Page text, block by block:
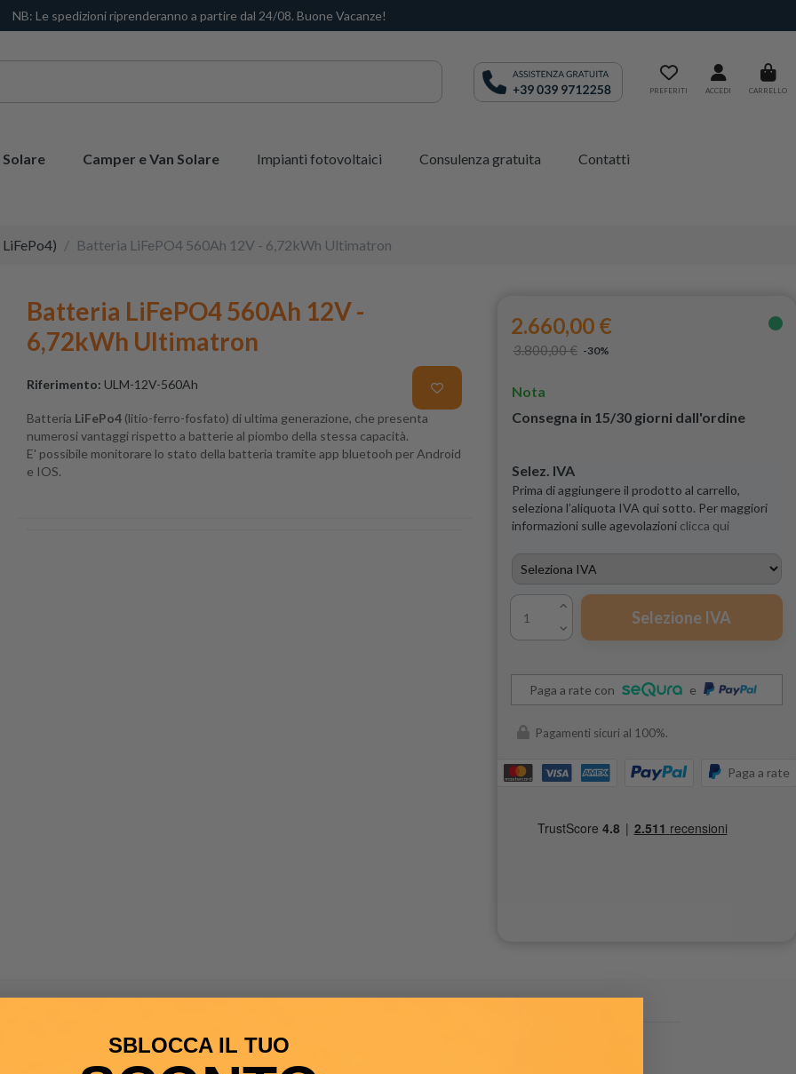
NB: Le spedizioni riprenderanno a partire dal 24/08. Buone Vacanze!
PREFERITI ACCEDI CARRELLO
Solare Camper e Van Solare Impianti fotovoltaici Consulenza gratuita Contatti
Batteria LiFePO4 560Ah 12V - 6,72kWh Ultimatron
Batteria LiFePO4 560Ah 12V -
6,72kWh Ultimatron
Riferimento: ULM-12V-560Ah
Batteria LiFePo4 (litio-ferro-fosfato) di ultima generazione, che presenta
numerosi vantaggi rispetto a batterie al piombo della stessa capacità.
E' possibile monitorare lo stato della batteria tramite app bluetooh per Android
e IOS.
2.660,00 €
3.800,00 € -30%
Nota
Consegna in 15/30 giorni dall'ordine
Selez. IVA
Prima di aggiungere il prodotto al carrello,
seleziona l’aliquota IVA qui sotto. Per maggiori
informazioni sulle agevolazioni clicca qui
Selezione IVA
Paga a rate con e
Pagamenti sicuri al 100%.
Paga a rate
ferro fosfato (LiFePO4) offrono molti vantaggi:
SBLOCCA IL TUO